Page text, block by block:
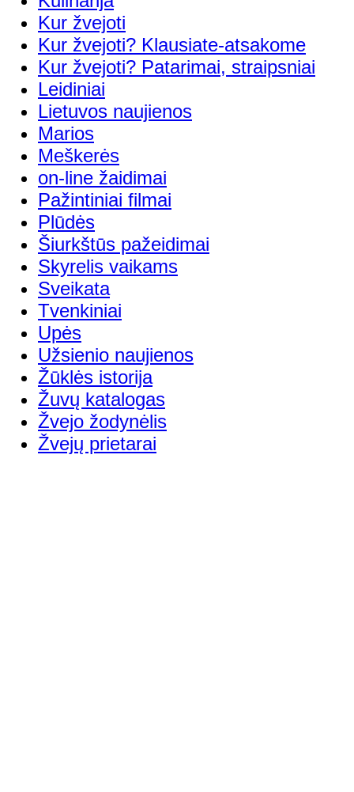
Kur žvejoti
Kur žvejoti? Klausiate-atsakome
Kur žvejoti? Patarimai, straipsniai
Leidiniai
Lietuvos naujienos
Marios
Meškerės
on-line žaidimai
Pažintiniai filmai
Plūdės
Šiurkštūs pažeidimai
Skyrelis vaikams
Sveikata
Tvenkiniai
Upės
Užsienio naujienos
Žūklės istorija
Žuvų katalogas
Žvejo žodynėlis
Žvejų prietarai